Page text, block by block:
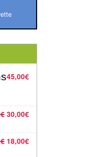
45,00€
€ 30,00€
€ 18,00€